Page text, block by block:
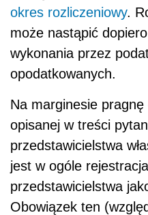
okres rozliczeniowy.
może nastąpić
wykonania przez
opodatkowanych.
Na marginesie
opisanej w treści
przedstawicielstwa
jest w ogóle
przedstawicielstwa
Obowiązek ten